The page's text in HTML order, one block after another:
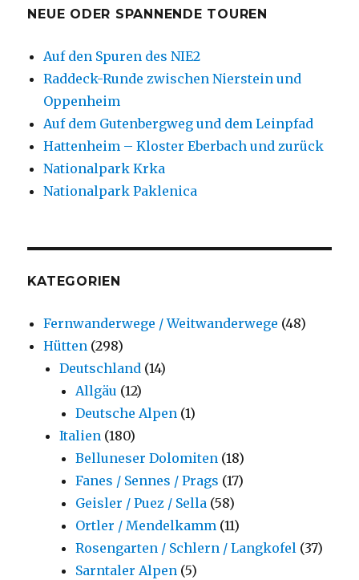
NEUE ODER SPANNENDE TOUREN
Auf den Spuren des NIE2
Raddeck-Runde zwischen Nierstein und
Oppenheim
Auf dem Gutenbergweg und dem Leinpfad
Hattenheim – Kloster Eberbach und zurück
Nationalpark Krka
Nationalpark Paklenica
KATEGORIEN
Fernwanderwege / Weitwanderwege (48)
Hütten (298)
Deutschland (14)
Allgäu (12)
Deutsche Alpen (1)
Italien (180)
Belluneser Dolomiten (18)
Fanes / Sennes / Prags (17)
Geisler / Puez / Sella (58)
Ortler / Mendelkamm (11)
Rosengarten / Schlern / Langkofel (37)
Sarntaler Alpen (5)